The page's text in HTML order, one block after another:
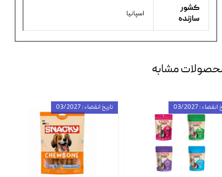
کشور
سازنده
اسپانیا
مشابه
تاریخ انقضاء : 03/2027 : 03/2027